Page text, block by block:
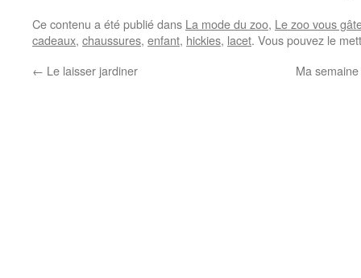
Ce contenu a été publié dans La mode du zoo, Le zoo vous
cadeaux, chaussures, enfant, hickies, lacet. Vous pouvez le
← Le laisser jardiner Ma